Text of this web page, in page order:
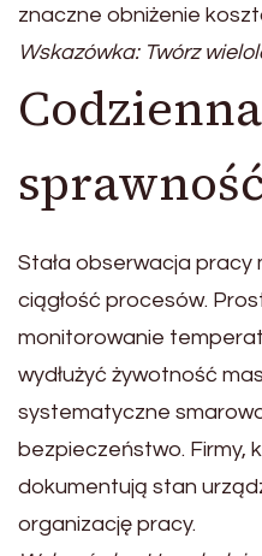
znaczne obniżenie
Wskazówka: Twórz
Stała obserwacja pracy
ciągłość procesów.
monitorowanie
wydłużyć żywotność
systematyczne
bezpieczeństwo. Firmy,
dokumentują stan
organizację pracy.